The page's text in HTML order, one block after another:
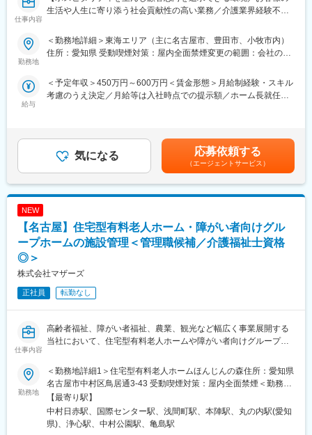
配属先の事務部は総勢15名です。組織をまとめていただけること
■働きやすい環境：
を取っていただきます。また、シフトの組み換えは相談可能で
す。
変更の範囲：会社の定める業務
仕事内容
生活や人生に寄り添う社会貢献性の高い業務／介護業界経験不問
がホーム長へ昇格】
のスタッフは40～50名）／入居促進（ホーム見学対応等 ※営業
職と連携）
■ホーム長着任まで：
※入社後1年以内にホーム長着任を目指します。※
（1）入社後３日間の中途入社研修で、サービスの考え方や介護の
基礎的な知識・技術を習得
（2）介護職員初任者研修資格を取得しつつ介護職のシフト勤務に
きながらホーム運営を学ぶ
（3）ホーム長着任決定後、着任するホームの前任ホーム長より
OJT・引継ぎ
要な基礎知識の習得、制度の理解、専門知識を身に着ける研修、
マネジメント研修等
■こんな方を求めています：
・ホスピタリティが高く顧客志向で、「お客様の快適なサービス
提供」のために創意工夫ができる方
⇒自身の働きかけで「お客様に喜んで頂けた」、「マネジメント
する組織の風土が高まった」経験のある方を求めております。
■働き方：
・ホーム長候補期間…サービス理解のための介護業務期間あり（1
勤務地
＜勤務地詳細＞東海エリア（主に名古屋市、豊田市、小牧市内）
住所：愛知県 受動喫煙対策：屋内全面禁煙変更の範囲：会社の定
給与
＜予定年収＞450万円～600万円＜賃金形態＞月給制経験・スキル
考慮のうえ決定／月給等は入社時点での提示額／ホーム長就任時
業手当は追加支給＜月給＞318,050円～405,000円（一律手当を含
む）＜昇給有無＞有＜残業手当＞有＜給与補足＞◆昇給 年1／賞
与 年2※別途特別賞与有_賞与支給対象期間（6カ月）の残業時間が
270時間以下の場合年間基本給0.5ヶ月分加算支給※職務推進手当_
残業30時間分相当 30時間を越えた分は別途支給※役割職責手当
万～650万程度賃金はあくまでも目安の金額であり、選考を通じ
て上下する可能性があります。月給(月額)は固定手当を含めた表記
です。
気になる 応募依頼する
（エージェントサービス）
NEW
【名古屋】住宅型有料老人ホーム・障がい者向けグル
ープホームの施設管理＜管理職候補／介護福祉士資格
◎＞
株式会社マザーズ
正社員 転勤なし
仕事内容
高齢者福祉、障がい者福祉、農業、観光など幅広く事業展開する
当社において、住宅型有料老人ホームや障がい者向けグループホ
■業務内容：
・施設スタッフ、利用者の管理
・ご家族様とのやりとりや要望の確認
・ご入居の現場対応や利用者様対応
・スタッフ採用（施設長とともに最終ジャッジをする）
勤務地
＜勤務地詳細1＞住宅型有料老人ホームほんじんの森住所：愛知県
名古屋市中村区鳥居通3-43 受動喫煙対策：屋内全面禁煙＜勤務地
詳細2＞住宅型有料老人ホーム なごのの森 住所：愛知県名古屋
市西区那古野１丁目20番30号 受動喫煙対策：屋内全面禁煙＜勤務
地詳細3＞住宅型有料老人ホームきくいの森 住所：愛知県名古
【最寄り駅】
中村日赤駅、国際センター駅、浅間町駅、本陣駅、丸の内駅(愛知
県)、浄心駅、中村公園駅、亀島駅